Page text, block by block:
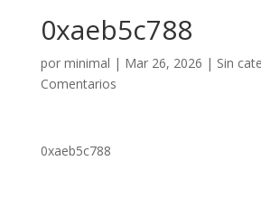
0xaeb5c788
por minimal | Mar 26, 2026 | Sin
Comentarios
0xaeb5c788